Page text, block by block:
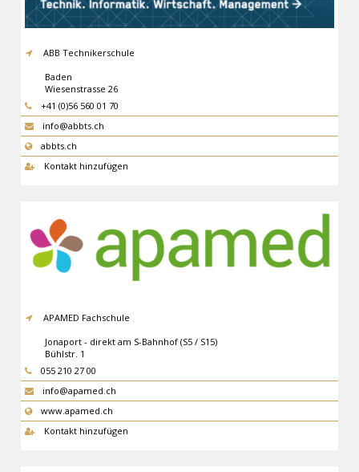
ABB Technikerschule
Baden
Wiesenstrasse 26
5400 Baden
+41 (0)56 560 01 70
info@abbts.ch
abbts.ch
Kontakt hinzufügen
APAMED Fachschule
Jonaport - direkt am S-Bahnhof (S5 / S15)
Bühlstr. 1
8645 Rapperswil-Jona
055 210 27 00
info@apamed.ch
www.apamed.ch
Kontakt hinzufügen